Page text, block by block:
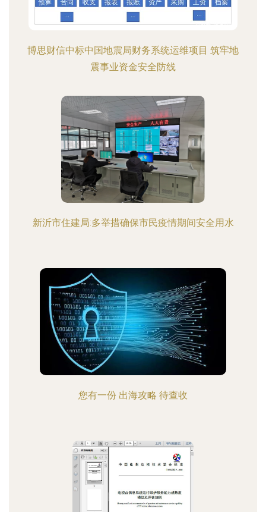
博思财信中标中国地震局财务系统运维项目 筑牢地
震事业资金安全防线
新沂市住建局:多举措确保市民疫情期间安全用水
您有一份 出海攻略 待查收